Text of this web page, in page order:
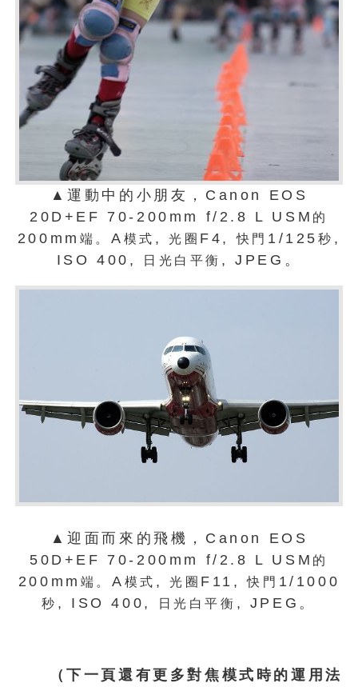
▲運動中的小朋友，Canon EOS
20D+EF 70-200mm f/2.8 L USM 的
200mm 端。A 模式 ,光圈 F4,快門 1/125 秒 ,
ISO 400,
日光白平衡 , JPEG。
▲迎面而來的飛機，Canon EOS
50D+EF 70-200mm f/2.8 L USM 的
200mm 端。A 模式 ,光圈 F11,快門 1/1000
秒 , ISO 400, 日光白平衡 , JPEG。
（下一頁還有更多對焦模式時的運用法